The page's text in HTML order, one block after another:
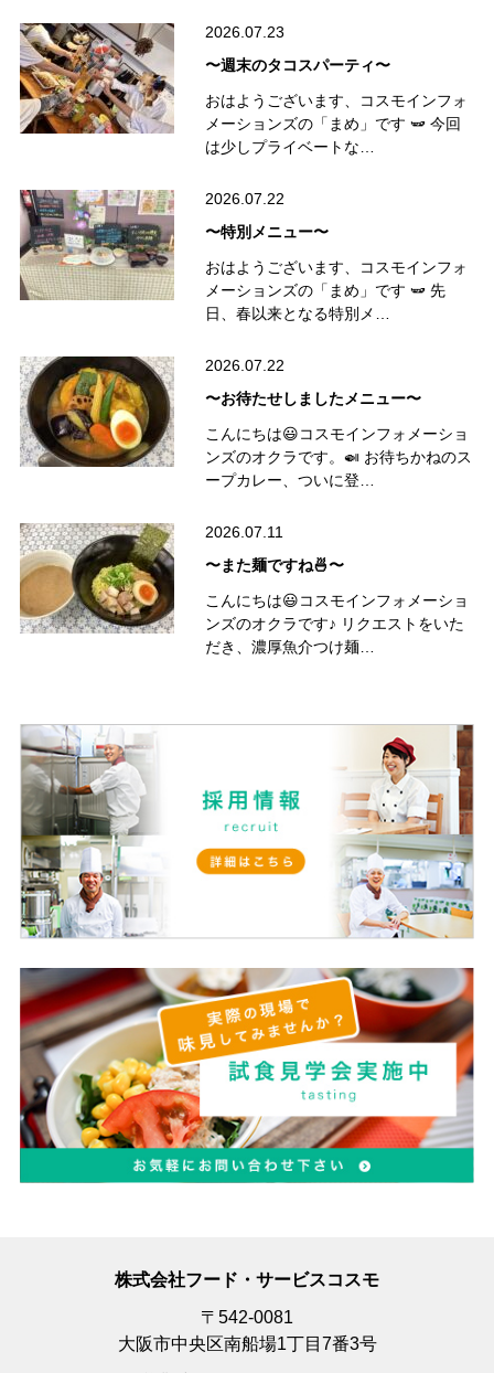
2026.07.23
〜週末のタコスパーティ〜
おはようございます、コスモインフォ
メーションズの「まめ」です 🫛 今回
は少しプライベートな…
2026.07.22
〜特別メニュー〜
おはようございます、コスモインフォ
メーションズの「まめ」です 🫛 先
日、春以来となる特別メ…
2026.07.22
〜お待たせしましたメニュー〜
こんにちは😃コスモインフォメーショ
ンズのオクラです。🍛 お待ちかねのス
ープカレー、ついに登…
2026.07.11
〜また麺ですね🍜〜
こんにちは😃コスモインフォメーショ
ンズのオクラです♪ リクエストをいた
だき、濃厚魚介つけ麺…
株式会社フード・サービスコスモ
〒542-0081
大阪市中央区南船場1丁目7番3号